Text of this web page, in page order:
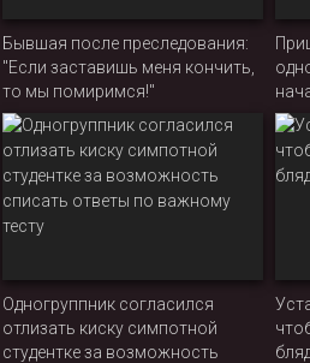
Бывшая после преследования:
"Если заставишь меня кончить,
то мы помиримся!"
Одногруппник согласился
отлизать киску симпотной
студентке за возможность